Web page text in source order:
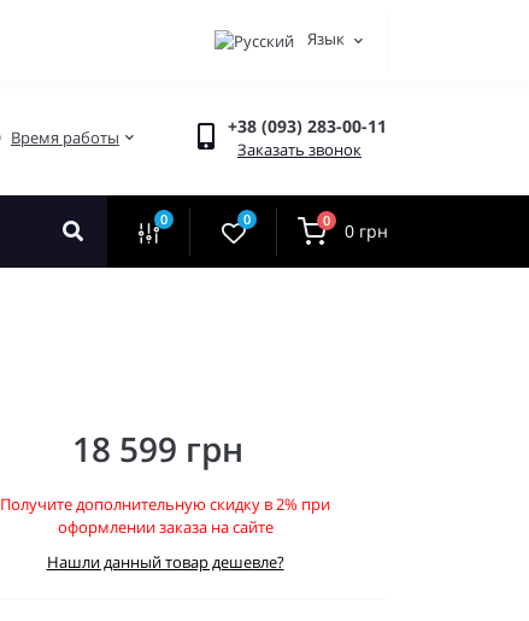
Язык
Время работы +38 (093) 283-00-11
Заказать звонок
0 0 0 0 грн
18 599 грн
Получите дополнительную скидку в 2% при
оформлении заказа на сайте
Нашли данный товар дешевле?